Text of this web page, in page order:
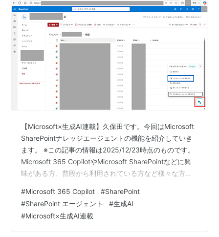
【Microsoft×生成AI連載】久保田です。今回はMicrosoft
SharePointナレッジエージェントの機能を紹介していき
ます。 ※この記事の情報は2025/12/23時点のものです。
Microsoft 365 CopilotやMicrosoft SharePointなどに興
味がある方、普段から利用されている方など様々な方に
覧ください。 これまでの連載 SharePointナレッジエージ
ェントの概要 SharePointナレッジエージェント機能紹介
SharePointナレッジエージェントを利用してみた このラ
イブラリを整理する …
#Microsoft 365 Copilot #SharePoint
#SharePoint エージェント #生成AI
#Microsoft×生成AI連載